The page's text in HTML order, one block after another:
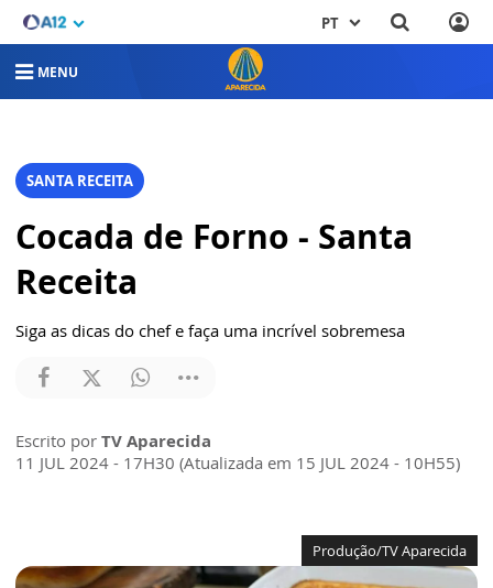
PT
MENU
SANTA RECEITA
Cocada de Forno - Santa
Receita
Siga as dicas do chef e faça uma incrível sobremesa
Escrito por TV Aparecida
11 JUL 2024 - 17H30 (Atualizada em 15 JUL 2024 - 10H55)
Produção/TV Aparecida